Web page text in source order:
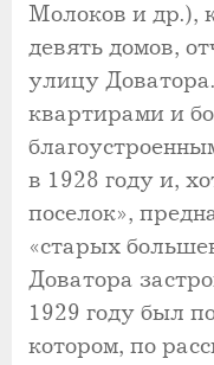
Молоков и др.),
девять домов,
улицу
квартирами и
в 1928 году и,
поселок»,
«старых
Доватора
1929 году был
котором, по